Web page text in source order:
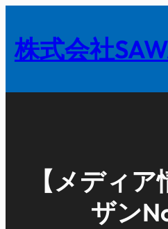
を
キ
株式会社
【メディ
ザン